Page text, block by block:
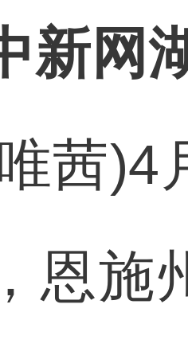
新网
茜)4
恩施